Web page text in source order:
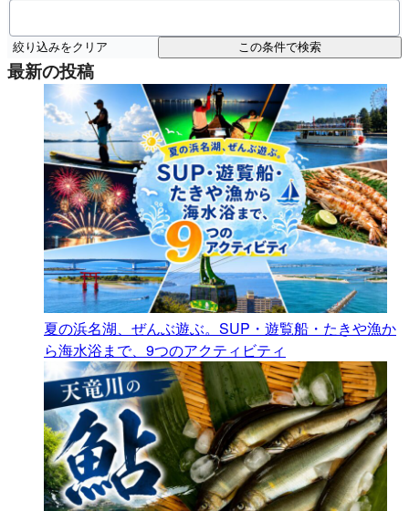
絞り込みをクリア この条件で検索
最新の投稿
夏の浜名湖、ぜんぶ遊ぶ。SUP・遊覧船・たきや漁か
ら海水浴まで、9つのアクティビティ